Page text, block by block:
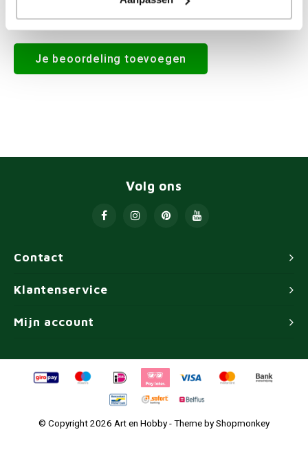
Alle reviews
Je beoordeling toevoegen
Contact
Volg ons
Klantenservice
Mijn account
© Copyright 2026 Art en Hobby - Theme byShopmonkey